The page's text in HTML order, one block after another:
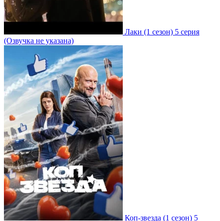
Лаки (1 сезон) 5 серия
(Озвучка не указана)
Коп-звезда (1 сезон) 5